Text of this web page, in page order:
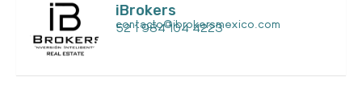
iBrokers
contacto@ibrokersmexico.com
52 1 984 104 4223